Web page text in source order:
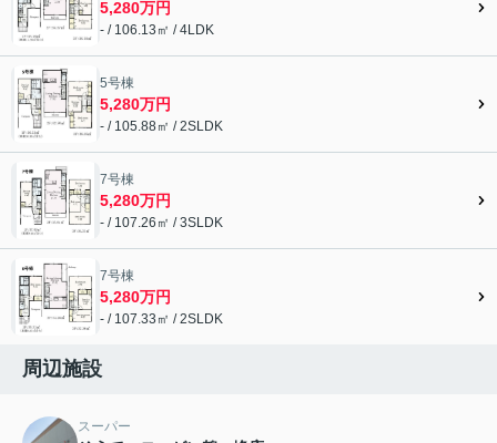
5,280万円
- / 106.13㎡ / 4LDK
5号棟
5,280万円
- / 105.88㎡ / 2SLDK
7号棟
5,280万円
- / 107.26㎡ / 3SLDK
7号棟
5,280万円
- / 107.33㎡ / 2SLDK
周辺施設
スーパー